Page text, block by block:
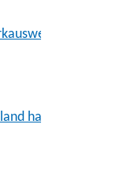
hatten